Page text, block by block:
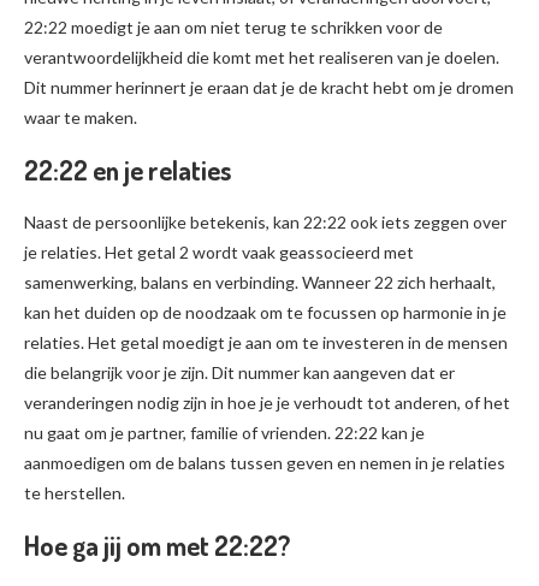
22:22 moedigt je aan om niet terug te schrikken voor de
verantwoordelijkheid die komt met het realiseren van je doelen.
Dit nummer herinnert je eraan dat je de kracht hebt om je dromen
waar te maken.
22:22 en je relaties
Naast de persoonlijke betekenis, kan 22:22 ook iets zeggen over
je relaties. Het getal 2 wordt vaak geassocieerd met
samenwerking, balans en verbinding. Wanneer 22 zich herhaalt,
kan het duiden op de noodzaak om te focussen op harmonie in je
relaties. Het getal moedigt je aan om te investeren in de mensen
die belangrijk voor je zijn. Dit nummer kan aangeven dat er
veranderingen nodig zijn in hoe je je verhoudt tot anderen, of het
nu gaat om je partner, familie of vrienden. 22:22 kan je
aanmoedigen om de balans tussen geven en nemen in je relaties
te herstellen.
Hoe ga jij om met 22:22?